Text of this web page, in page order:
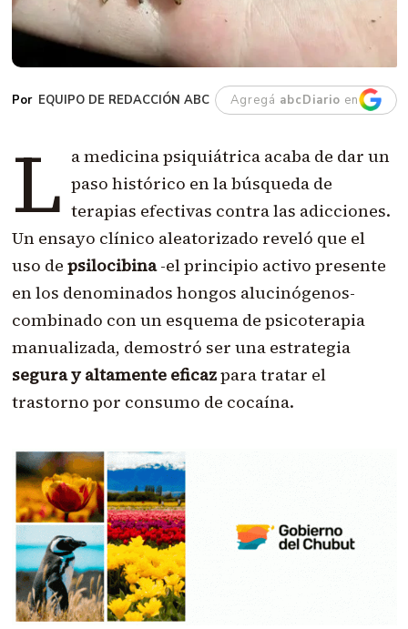
EQUIPO DE REDACCIÓN ABC Agregá abcDiario en
L a medicina psiquiátrica acaba de dar un
paso histórico en la búsqueda de
terapias efectivas contra las adicciones.
Un ensayo clínico aleatorizado reveló que el
uso de psilocibina-el principio activo presente
en los denominados hongos alucinógenos-
combinado con un esquema de psicoterapia
manualizada, demostró ser una estrategia
segura y altamente eficazpara tratar el
trastorno por consumo de cocaína.